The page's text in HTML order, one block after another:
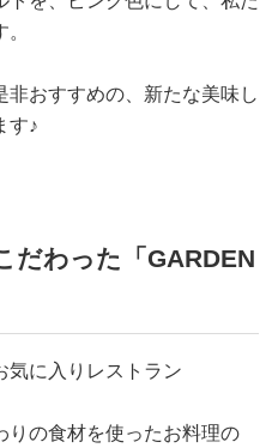
おすすめの、新たな美味し
す♪
だわった「GARDEN
気に入りレストラン
りの食材を使ったお料理の